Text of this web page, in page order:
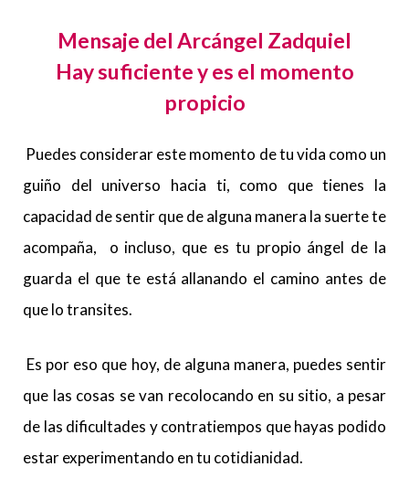
Mensaje del Arcángel Zadquiel
Hay suficiente y es el momento
propicio
Puedes considerar este momento de tu vida como un
guiño del universo hacia ti, como que tienes la
capacidad de sentir que de alguna manera la suerte te
acompaña, o incluso, que es tu propio ángel de la
guarda el que te está allanando el camino antes de
que lo transites.
Es por eso que hoy, de alguna manera, puedes sentir
que las cosas se van recolocando en su sitio, a pesar
de las dificultades y contratiempos que hayas podido
estar experimentando en tu cotidianidad.